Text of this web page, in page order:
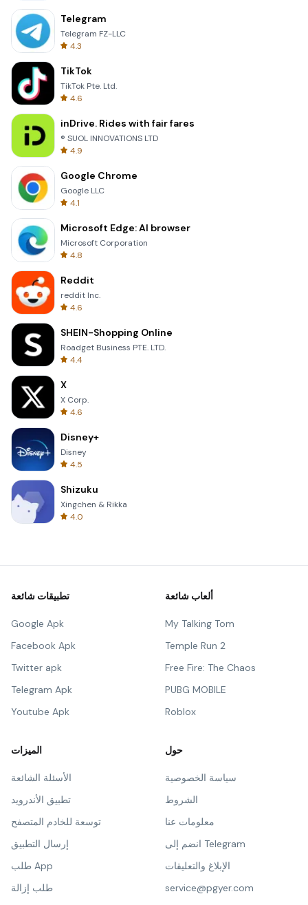
Telegram
Telegram FZ-LLC
4.3
TikTok
TikTok Pte. Ltd.
4.6
inDrive. Rides with fair fares
® SUOL INNOVATIONS LTD
4.9
Google Chrome
Google LLC
4.1
Microsoft Edge: AI browser
Microsoft Corporation
4.8
Reddit
reddit Inc.
4.6
SHEIN-Shopping Online
Roadget Business PTE. LTD.
4.4
X
X Corp.
4.6
Disney+
Disney
4.5
Shizuku
Xingchen & Rikka
4.0
تطبيقات شائعة
Google Apk
Facebook Apk
Twitter apk
Telegram Apk
Youtube Apk
ألعاب شائعة
My Talking Tom
Temple Run 2
Free Fire: The Chaos
PUBG MOBILE
Roblox
الميزات
الأسئلة الشائعة
تطبيق الأندرويد
توسعة للخادم المتصفح
إرسال التطبيق
طلب App
طلب إزالة
حول
سياسة الخصوصية
الشروط
معلومات عنا
انضم إلى Telegram
الإبلاغ والتعليقات
service@pgyer.com